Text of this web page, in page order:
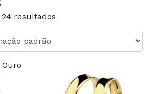
24 resultados